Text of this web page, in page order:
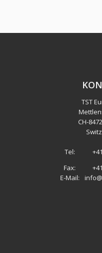
TST
CH-
Tel:
Fax:
E-Mail: